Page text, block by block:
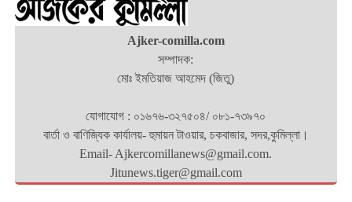
Ajker-comilla.com
সম্পাদক:
মোঃ ইমতিয়াজ আহমেদ (জিতু)
যোগাযোগ : ০১৬৭৬-৩২৭৫০৪/ ০৮১-৭৩৯৭০
বার্তা ও বাণিজ্যিক কার্যালয়- হুমায়ন টাওয়ার, চকবাজার, সদর,কুমিল্লা।
Email- Ajkercomillanews@gmail.com.
Jitunews.tiger@gmail.com